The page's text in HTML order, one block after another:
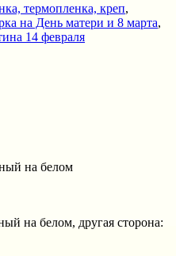
термопленка, креп,
на День матери и 8 марта,
14 февраля
на белом
на белом, другая сторона: